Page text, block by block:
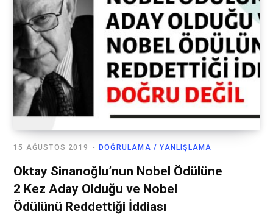
DOĞRULAMA / YANLIŞLAMA
15 AĞUSTOS 2019
Oktay Sinanoğlu’nun Nobel Ödülüne
2 Kez Aday Olduğu ve Nobel
Ödülünü Reddettiği İddiası